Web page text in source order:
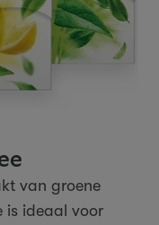
van groene
is ideaal voor